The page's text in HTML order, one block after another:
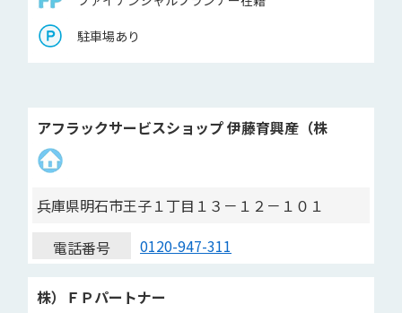
駐車場あり
アフラックサービスショップ 伊藤育興産（株
兵庫県明石市王子１丁目１３－１２－１０１
電話番号
0120-947-311
株）ＦＰパートナー